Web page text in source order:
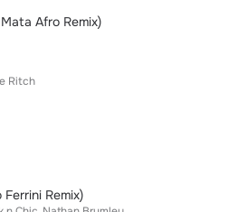
Afro Remix)
Ritch
Ferrini Remix)